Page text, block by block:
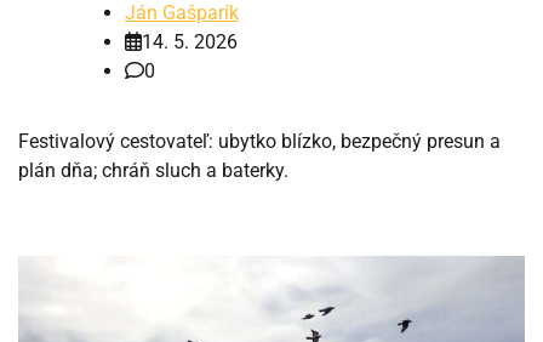
Ján Gašparík
14. 5. 2026
0
Festivalový cestovateľ: ubytko blízko, bezpečný presun a
plán dňa; chráň sluch a baterky.